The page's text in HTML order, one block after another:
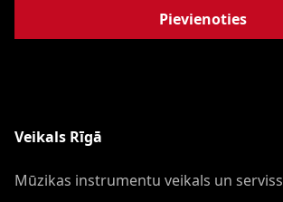
Pievienoties
Veikals Rīgā
Mūzikas instrumentu veikals un serviss